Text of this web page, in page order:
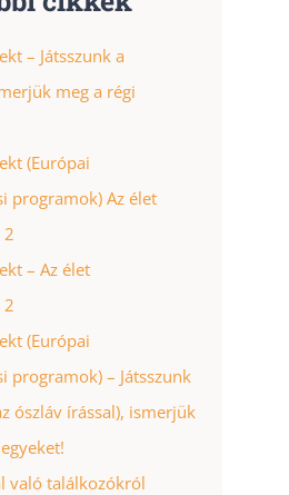
– Játsszunk a
meg a régi
(Európai
programok) Az élet
2
– Az élet
2
(Európai
programok) – Játsszunk
ószláv írással), ismerjük
való találkozókról